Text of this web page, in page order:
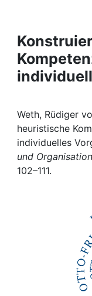
Projects
People
Awards
My FIS
Weth, Rüdiger
heuristische
individuelles
und
102–111.